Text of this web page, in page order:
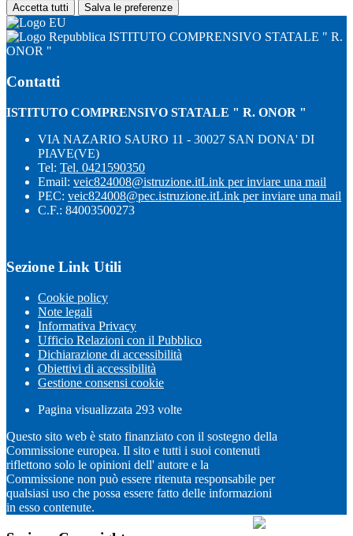
Accetta tutti Salva le preferenze
ISTITUTO COMPRENSIVO STATALE " R.
ONOR "
Contatti
ISTITUTO COMPRENSIVO STATALE " R. ONOR "
VIA NAZARIO SAURO 11 - 30027 SAN DONA' DI
PIAVE(VE)
Tel: Tel. 0421590350
Email: veic824008@istruzione.itLink per inviare una mail
PEC: veic824008@pec.istruzione.itLink per inviare una mail
C.F.: 84003500273
Sezione Link Utili
Cookie policy
Note legali
Informativa Privacy
Ufficio Relazioni con il Pubblico
Dichiarazione di accessibilità
Obiettivi di accessibilità
Gestione consensi cookie
Pagina visualizzata 293 volte
Questo sito web è stato finanziato con il sostegno della
Commissione europea. Il sito e tutti i suoi contenuti
riflettono solo le opinioni dell' autore e la
Commissione non può essere ritenuta responsabile per
qualsiasi uso che possa essere fatto delle informazioni
in esso contenute.